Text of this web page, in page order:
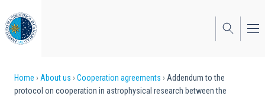
to
main
content
Breadcrumb
Home About us Cooperation agreements
Addendum to the
protocol on cooperation in astrophysical research between the